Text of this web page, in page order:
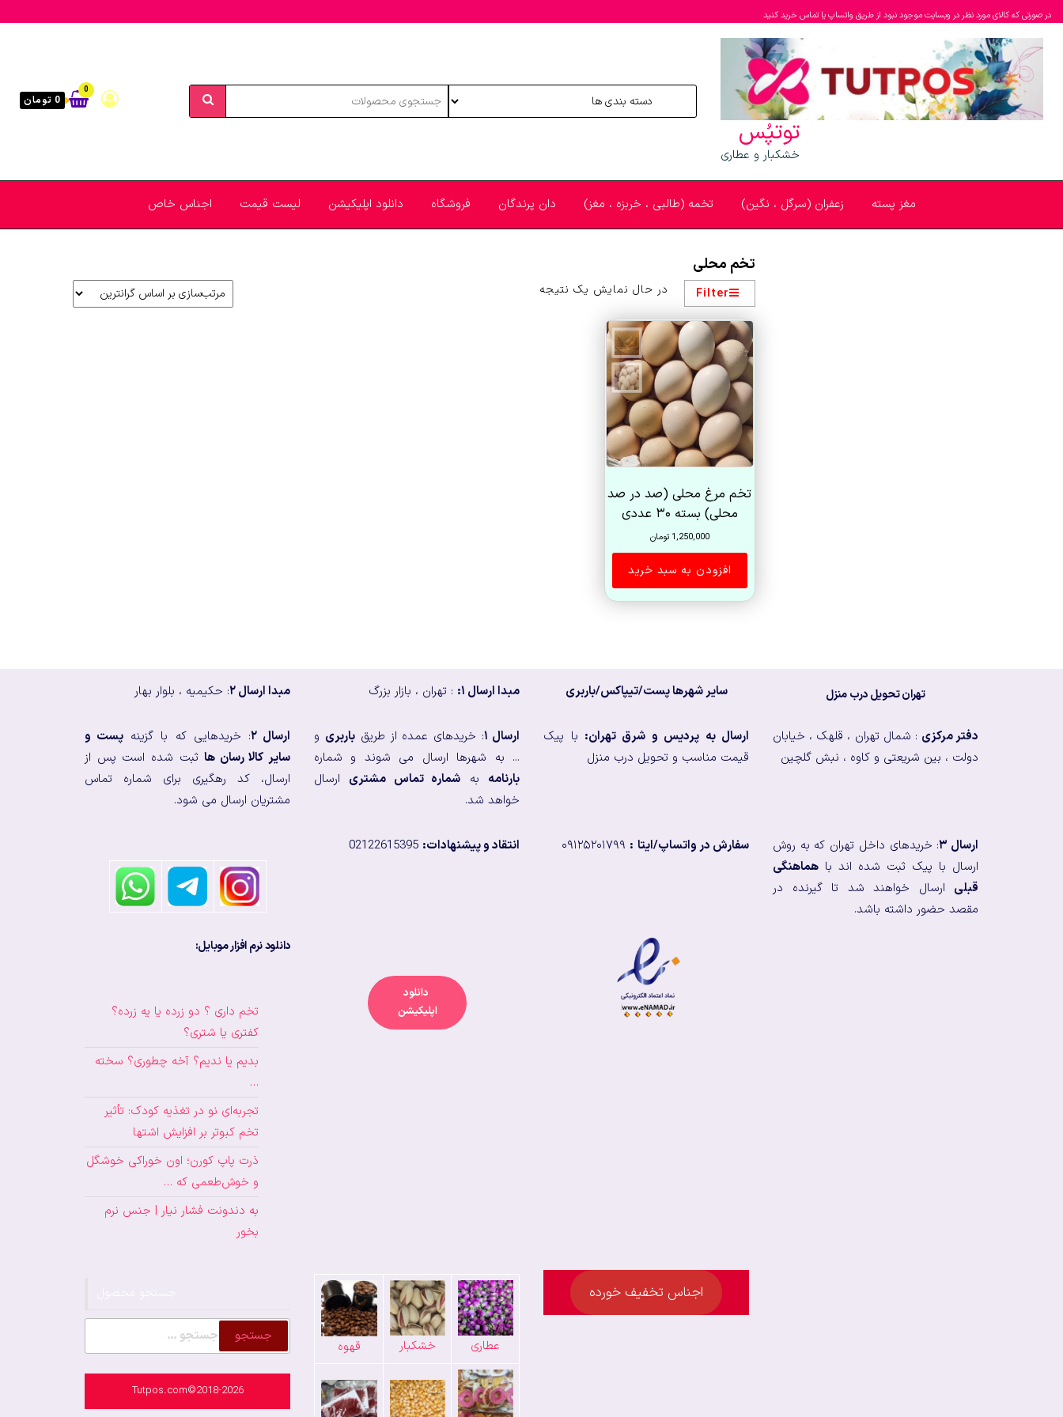
در صورتی که کالای مورد نظر در وبسایت موجود نبود از طریق واتساپ یا تماس خرید کنید
توتپُس
خشکبار و عطاری
0
0 تومان
مغز پسته زعفران (سرگل ، نگین) تخمه (طالبی ، خربزه ، مغز) دان پرندگان فروشگاه دانلود اپلیکیشن لیست قیمت اجناس خاص
تخم محلی
Filter در حال نمایش یک نتیجه
تخم مرغ محلی (صد در صد
محلی) بسته ۳۰ عددی
1,250,000 تومان
افزودن به سبد خرید
تهران تحویل درب منزل سایر شهرها پست/تیپاکس/باربری مبدا ارسال ۱: : تهران ، بازار بزرگ مبدا ارسال ۲ : حکیمیه ، بلوار بهار
دفتر مرکزی : شمال تهران ، قلهک ، خیابان
دولت ، بین شریعتی و کاوه ، نبش گلچین
ارسال به پردیس و شرق تهران: با پیک
قیمت مناسب و تحویل درب منزل
ارسال ۱ : خریدهای عمده از طریقباربری و
... به شهرها ارسال می شوند و شماره
بارنامه به شماره تماس مشتری ارسال
خواهد شد.
ارسال ۲ : خریدهایی که با گزینه پست و
سایر کالا رسان هاثبت شده است پس از
ارسال، کد رهگیری برای شماره تماس
مشتریان ارسال می شود.
ارسال ۳
: خریدهای داخل تهران که به روش
ارسال با پیک ثبت شده اند با هماهنگی
قبلی ارسال خواهند شد تا گیرنده در
مقصد حضور داشته باشد.
سفارش در واتساپ/ایتا : انتقاد و پیشنهادات:
دانلود نرم افزار موبایل:
دانلود
اپلیکیشن
تخم داری ؟ دو زرده یا یه زرده؟
کفتری یا شتری؟
بدیم یا ندیم؟ آخه چطوری؟ سخته
…
تجربه‌ای نو در تغذیه کودک: تأثیر
تخم کبوتر بر افزایش اشتها
ذرت پاپ کورن؛ اون خوراکی خوشگل
و خوش‌طعمی که …
به دندونت فشار نیار | جنس نرم
بخور
اجناس تخفیف خورده
عطاری خشکبار قهوه
جستجو
برای:
Tutpos.com©2018-2026